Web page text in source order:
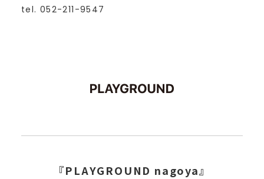
tel. 052-211-9547
『PLAYGROUND nagoya』